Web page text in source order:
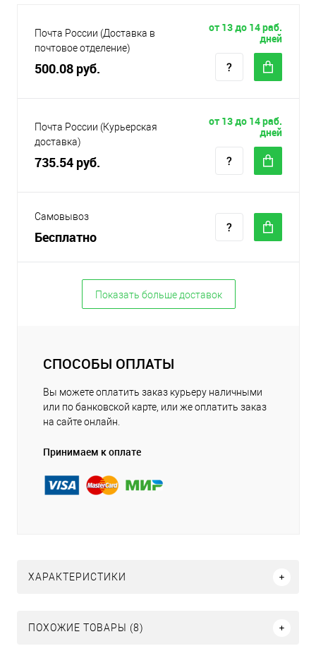
Почта России (Доставка в
почтовое отделение)
500.08 руб.
от 13 до 14 раб.
дней
Почта России (Курьерская
доставка)
735.54 руб.
от 13 до 14 раб.
дней
Самовывоз
Бесплатно
Показать больше доставок
СПОСОБЫ ОПЛАТЫ
Вы можете оплатить заказ курьеру наличными
или по банковской карте, или же оплатить заказ
на сайте онлайн.
Принимаем к оплате
ХАРАКТЕРИСТИКИ
ПОХОЖИЕ ТОВАРЫ (8)